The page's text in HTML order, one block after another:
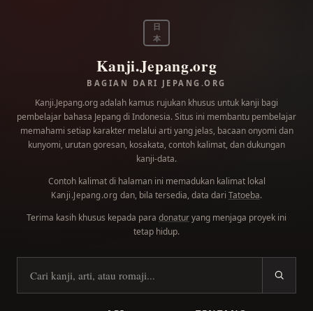
日
本
Kanji.Jepang.org
BAGIAN DARI JEPANG.ORG
Kanji.Jepang.org adalah kamus rujukan khusus untuk kanji bagi
pembelajar bahasa Jepang di Indonesia. Situs ini membantu pembelajar
memahami setiap karakter melalui arti yang jelas, bacaan onyomi dan
kunyomi, urutan goresan, kosakata, contoh kalimat, dan dukungan
kanji-data.
Contoh kalimat di halaman ini memadukan kalimat lokal
Kanji.Jepang.org dan, bila tersedia, data dari Tatoeba.
Terima kasih khusus kepada para donaturyang menjaga proyek ini
tetap hidup.
Cari kanji